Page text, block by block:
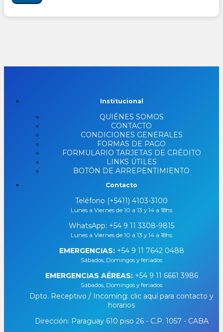
Institucional
QUIÉNES SOMOS
CONTACTO
CONDICIONES GENERALES
FORMAS DE PAGO
FORMULARIO TARJETAS DE CRÉDITO
LINKS ÚTILES
BOTÓN DE ARREPENTIMIENTO
Contacto
Teléfono (+5411) 4103-3100
Lunes a Viernes de 10 a 13 y 14 a 18hs
WhatsApp: +54 9 11 3308-9815
Lunes a Viernes de 10 a 13 y 14 a 18hs
EMERGENCIAS: +54 9 11 7642 0488
Sábados, Domingos y feriados
EMERGENCIAS AÉREAS: +54 9 11 6661 3986
Sábados, Domingos y feriados
Dpto. Receptivo / Incoming: clic aquí para contacto y
horarios
Dirección: Paraguay 610 piso 26 - C.P. 1057 - CABA